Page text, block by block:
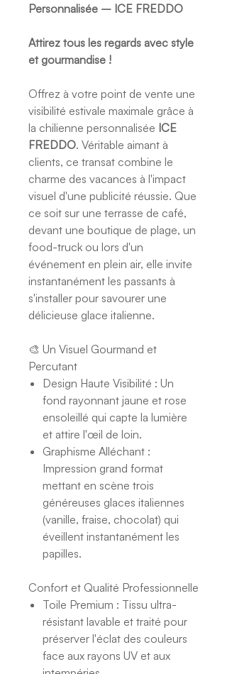
Personnalisée – ICE FREDDO
Attirez tous les regards avec style
et gourmandise !
Offrez à votre point de vente une
visibilité estivale maximale grâce à
la chilienne personnalisée ICE
FREDDO. Véritable aimant à
clients, ce transat combine le
charme des vacances à l'impact
visuel d'une publicité réussie. Que
ce soit sur une terrasse de café,
devant une boutique de plage, un
food-truck ou lors d'un
événement en plein air, elle invite
instantanément les passants à
s'installer pour savourer une
délicieuse glace italienne.
🎨 Un Visuel Gourmand et
Percutant
Design Haute Visibilité : Un
fond rayonnant jaune et rose
ensoleillé qui capte la lumière
et attire l'œil de loin.
Graphisme Alléchant :
Impression grand format
mettant en scène trois
généreuses glaces italiennes
(vanille, fraise, chocolat) qui
éveillent instantanément les
papilles.
Confort et Qualité Professionnelle
Toile Premium : Tissu ultra-
résistant lavable et traité pour
préserver l'éclat des couleurs
face aux rayons UV et aux